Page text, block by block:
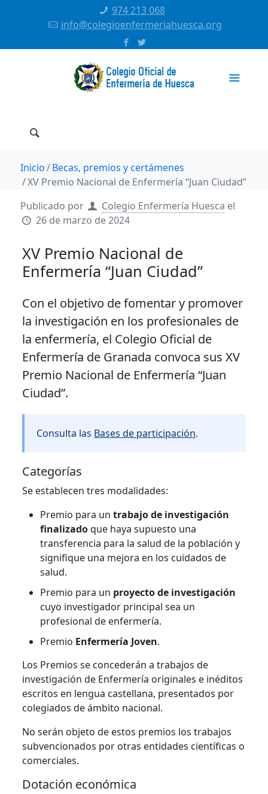
974 213 068
info@colegioenfermeriahuesca.org
Inicio
Becas, premios y certámenes
XV Premio Nacional de Enfermería “Juan Ciudad”
Publicado por
Colegio Enfermería Huesca el
26 de marzo de 2024
XV Premio Nacional de
Enfermería “Juan Ciudad”
Con el objetivo de fomentar y promover
la investigación en los profesionales de
la enfermería, el Colegio Oficial de
Enfermería de Granada convoca sus XV
Premio Nacional de Enfermería “Juan
Ciudad”.
Consulta las Bases de participación.
Categorías
Se establecen tres modalidades:
Premio para untrabajo de investigación
finalizadoque haya supuesto una
transferencia para la salud de la población y
signifique una mejora en los cuidados de
salud.
Premio para un proyecto de investigación
cuyo investigador principal sea un
profesional de enfermería.
Premio Enfermería Joven.
Los Premios se concederán a trabajos de
investigación de Enfermería originales e inéditos
escritos en lengua castellana, presentados por
colegiados de ámbito nacional.
No serán objeto de estos premios los trabajos
subvencionados por otras entidades científicas o
comerciales.
Dotación económica